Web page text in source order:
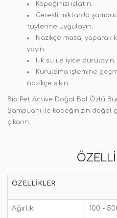
Köpeğinizi ıslatın.
Gerekli miktarda
tüylerine uygulayın.
Nazikçe masaj yaparak
yayın.
Ilık su ile iyice durulayın.
Kurulama işlemine
nazikçe sıkın.
Bio Pet Active Doğal Bal Özlü
Şampuanı ile köpeğinizin doğal
çıkarın.
ÖZELLIKLER
Ağırlık 100 -